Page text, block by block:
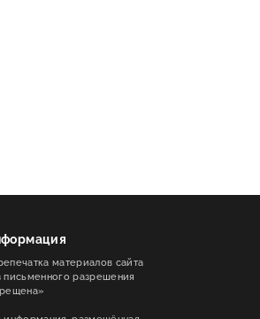
материалов сайта
письменного разрешения